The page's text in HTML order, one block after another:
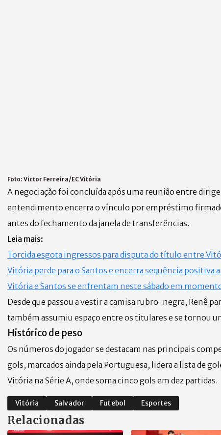
Foto: Victor Ferreira/EC Vitória
A negociação foi concluída após uma reunião entre
entendimento encerra o vínculo por empréstimo
antes do fechamento da janela de transferências.
Leia mais:
Torcida esgota ingressos para disputa do título entre
Vitória perde para o Santos e encerra sequência positiva
Vitória e Santos se enfrentam neste sábado em
Desde que passou a vestir a camisa rubro-negra, Renê
também assumiu espaço entre os titulares e se tornou
Histórico de peso
Os números do jogador se destacam nas principais
gols, marcados ainda pela Portuguesa, lidera a lista de
Vitória na Série A, onde soma cinco gols em dez partidas.
Vitória Salvador Futebol Esportes
Relacionadas